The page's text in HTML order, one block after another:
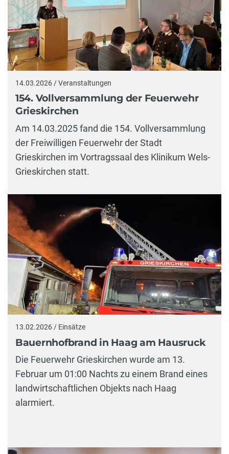
14.03.2026 / Veranstaltungen
154. Vollversammlung der Feuerwehr
Grieskirchen
Am 14.03.2025 fand die 154. Vollversammlung
der Freiwilligen Feuerwehr der Stadt
Grieskirchen im Vortragssaal des Klinikum Wels-
Grieskirchen statt.
13.02.2026 / Einsätze
Bauernhofbrand in Haag am Hausruck
Die Feuerwehr Grieskirchen wurde am 13.
Februar um 01:00 Nachts zu einem Brand eines
landwirtschaftlichen Objekts nach Haag
alarmiert.